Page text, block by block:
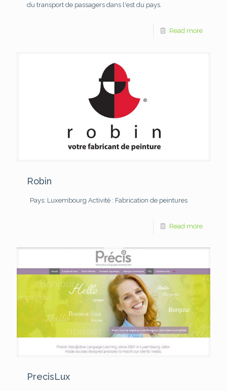
du transport de passagers dans l'est du pays.
Read more
Robin
Pays: Luxembourg Activité : Fabrication de peintures
Read more
PrecisLux